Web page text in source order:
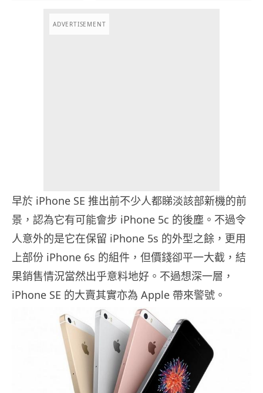
ADVERTISEMENT
早於 iPhone SE 推出前不少人都睇淡該部新機的前
景，認為它有可能會步 iPhone 5c 的後塵。不過令
人意外的是它在保留 iPhone 5s 的外型之餘，更用
上部份 iPhone 6s 的組件，但價錢卻平一大截，結
果銷售情況當然出乎意料地好。不過想深一層，
iPhone SE 的大賣其實亦為 Apple 帶來警號。